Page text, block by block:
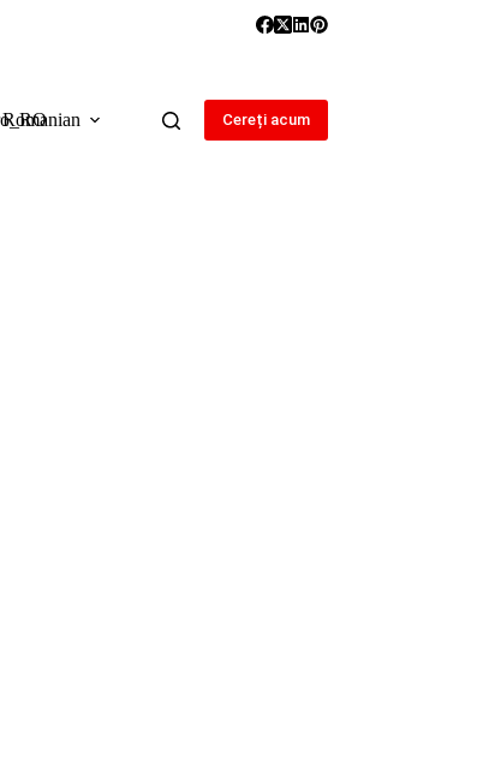
Romanian Cereți acum